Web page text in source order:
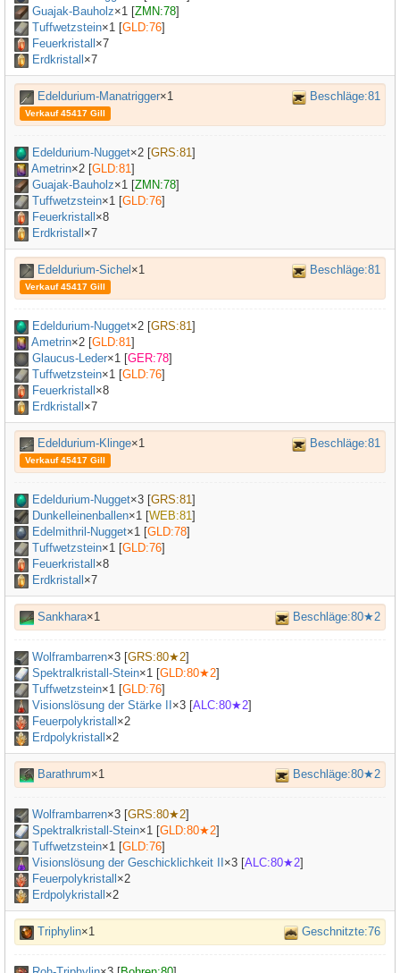
Guajak-Bauholz×1 [ZMN:78]
Tuffwetzstein×1 [GLD:76]
Feuerkristall ×7
Erdkristall ×7
Edeldurium-Manatrigger×1 Beschläge:81
Verkauf 45417 Gill
Edeldurium-Nugget×2 [GRS:81]
Ametrin×2 [GLD:81]
Guajak-Bauholz×1 [ZMN:78]
Tuffwetzstein×1 [GLD:76]
Feuerkristall ×8
Erdkristall ×7
Edeldurium-Sichel ×1 Beschläge:81
Verkauf 45417 Gill
Edeldurium-Nugget×2 [GRS:81]
Ametrin×2 [GLD:81]
Glaucus-Leder×1 [GER:78]
Tuffwetzstein×1 [GLD:76]
Feuerkristall ×8
Erdkristall ×7
Edeldurium-Klinge×1 Beschläge:81
Verkauf 45417 Gill
Edeldurium-Nugget×3 [GRS:81]
Dunkelleinenballen×1 [WEB:81]
Edelmithril-Nugget×1 [GLD:78]
Tuffwetzstein×1 [GLD:76]
Feuerkristall ×8
Erdkristall ×7
Sankhara×1 Beschläge:80★2
Wolframbarren×3 [GRS:80★2]
Spektralkristall-Stein×1 [GLD:80★2]
Tuffwetzstein×1 [GLD:76]
Visionslösung der Stärke II ×3 [ALC:80★2]
Feuerpolykristall ×2
Erdpolykristall ×2
Barathrum×1 Beschläge:80★2
Wolframbarren×3 [GRS:80★2]
Spektralkristall-Stein×1 [GLD:80★2]
Tuffwetzstein×1 [GLD:76]
Visionslösung der Geschicklichkeit II ×3 [ALC:80★2]
Feuerpolykristall ×2
Erdpolykristall ×2
Triphylin×1 Geschnitzte:76